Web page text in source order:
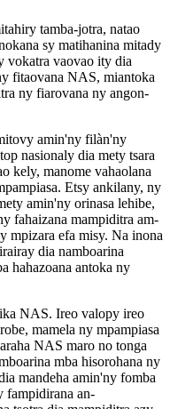
tamba-jotra, natao
sy matihanina mitady
vokatra vaovao ity dia
fitaovana NAS, miantoka
ny fiarovana ny angon-
amin'ny filàn'ny
nasionaly dia mety tsara
kely, manome vahaolana
Etsy ankilany, ny
amin'ny orinasa lehibe,
fahaizana mampiditra am-
mpizara efa misy. Na inona
dia namboarina
hahazoana antoka ny
NAS. Ireo valopy ireo
mamela ny mpampiasa
NAS maro no tonga
mba hisorohana ny
mandeha amin'ny fomba
fampidirana an-